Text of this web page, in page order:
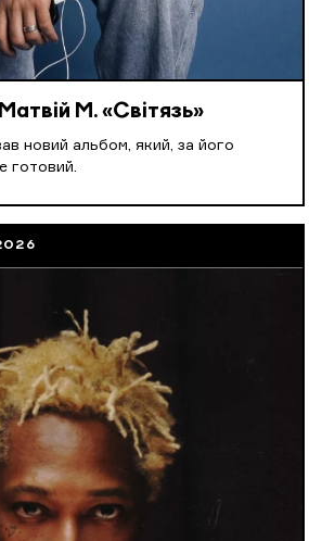
М. «Світязь»
новий альбом, який, за його
готовий.